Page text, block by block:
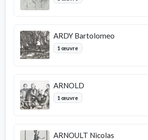
ARDY Bartolomeo
1 œuvre
ARNOLD
1 œuvre
ARNOULT Nicolas